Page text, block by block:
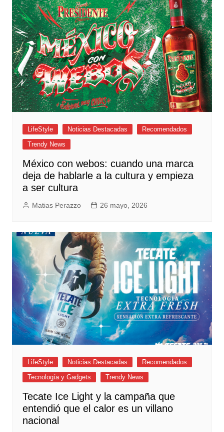
LifeStyle Noticias Destacadas
Recomendados
Trendy News
México con webos: cuando una marca
deja de hablarle a la cultura y empieza
a ser cultura
Matias Perazzo 26 mayo, 2026
LifeStyle Noticias Destacadas
Recomendados
Tecnología y Gadgets
Trendy News
Tecate Ice Light y la campaña que
entendió que el calor es un villano
nacional